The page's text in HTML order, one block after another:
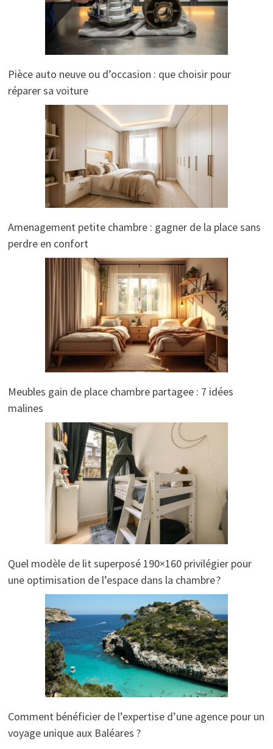
Pièce auto neuve ou d’occasion : que choisir pour
réparer sa voiture
Amenagement petite chambre : gagner de la place sans
perdre en confort
Meubles gain de place chambre partagee : 7 idées
malines
Quel modèle de lit superposé 190×160 privilégier pour
une optimisation de l’espace dans la chambre ?
Comment bénéficier de l’expertise d’une agence pour un
voyage unique aux Baléares ?